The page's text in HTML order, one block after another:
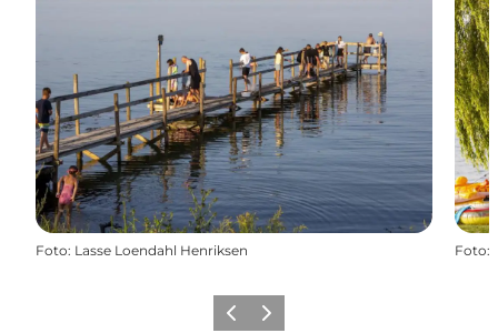
Foto: Lasse Loendahl Henriksen Foto:
ForrigeNæste